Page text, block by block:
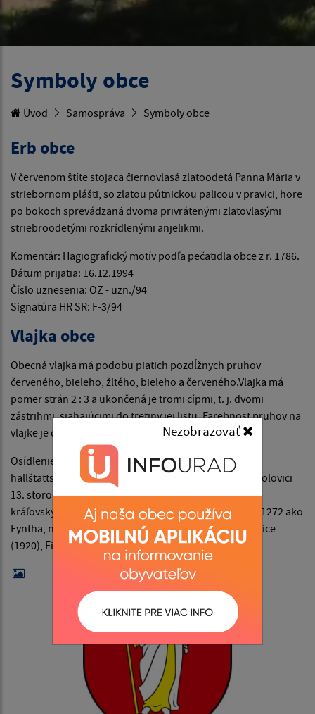
Nezobrazovať
Symboly obce
Úvod Samospráva Symboly obce
Erb obce
V červenom štíte stojaca čiernovlasá zlatoodetá Panna Mária v
striebornom plášti, so zlatou pútnickou palicou v pravici, hore
po bokoch sprevádzaná dvoma privrátenými zlatovlasými
striebroodetými rozkrídlenými anjelikmi.
Komentár: Hagiografický motív podľa pečatidla obce z r. 1786.
Dátum prijatia: 16.12.1994
Číslo uznesenia: OZ - uzn./94
Signatúra HR SR: F-3/94
Vlajka obce
Obecná vlajka má podobu piatich pozdĺžnych pruhov
červeného, bieleho, žltého, bieleho a červeného.Vlajka má
pomer strán 2 : 3 a ukončená je tromi cípmi, t. j. dvomi
zástrihmi, siahajúcimi do tretiny jej listu. Farebnosť pruhov na
vlajke je daná farbami obecného erbu.
Osídlenie v neolite – sídlisko bukovohorskej kultúry,
hallštattské a slovanské z doby veľkomoravskej. V 1. polovici
13. storočia sa na mieste starej dediny vyvinula obec
kráľovských strážcov hraníc. Obec je doložená z roku 1272 ako
Fyntha, neskôr ako Finta (1285), Finczicze (1773), Finčice
(1920), Fintice (1927); maďarsky Finta.